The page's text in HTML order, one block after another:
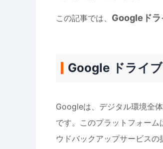
この記事では、 Googleドラ
Google ドライ
Googleは、デジタル環境全
です。このプラットフォー
ウドバックアップサービス